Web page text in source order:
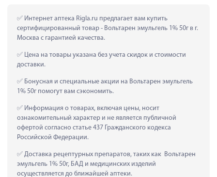
Интернет аптека Rigla.ru предлагает вам купить
сертифицированный товар - Вольтарен эмульгель 1% 50г в г.
Москва с гарантией качества.
Цена на товары указана без учета скидок и стоимости
доставки.
Бонусная и специальные акции на Вольтарен эмульгель
1% 50г помогут вам сэкономить.
Информация о товарах, включая цены, носит
ознакомительный характер и не является публичной
офертой согласно статье 437 Гражданского кодекса
Российской Федерации.
Доставка рецептурных препаратов, таких как  Вольтарен
эмульгель 1% 50г, БАД и медицинских изделий
осуществляется до ближайшей аптеки.